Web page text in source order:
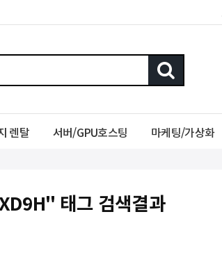
렌탈 서버/GPU호스팅 마케팅/가상화
태그 검색결과